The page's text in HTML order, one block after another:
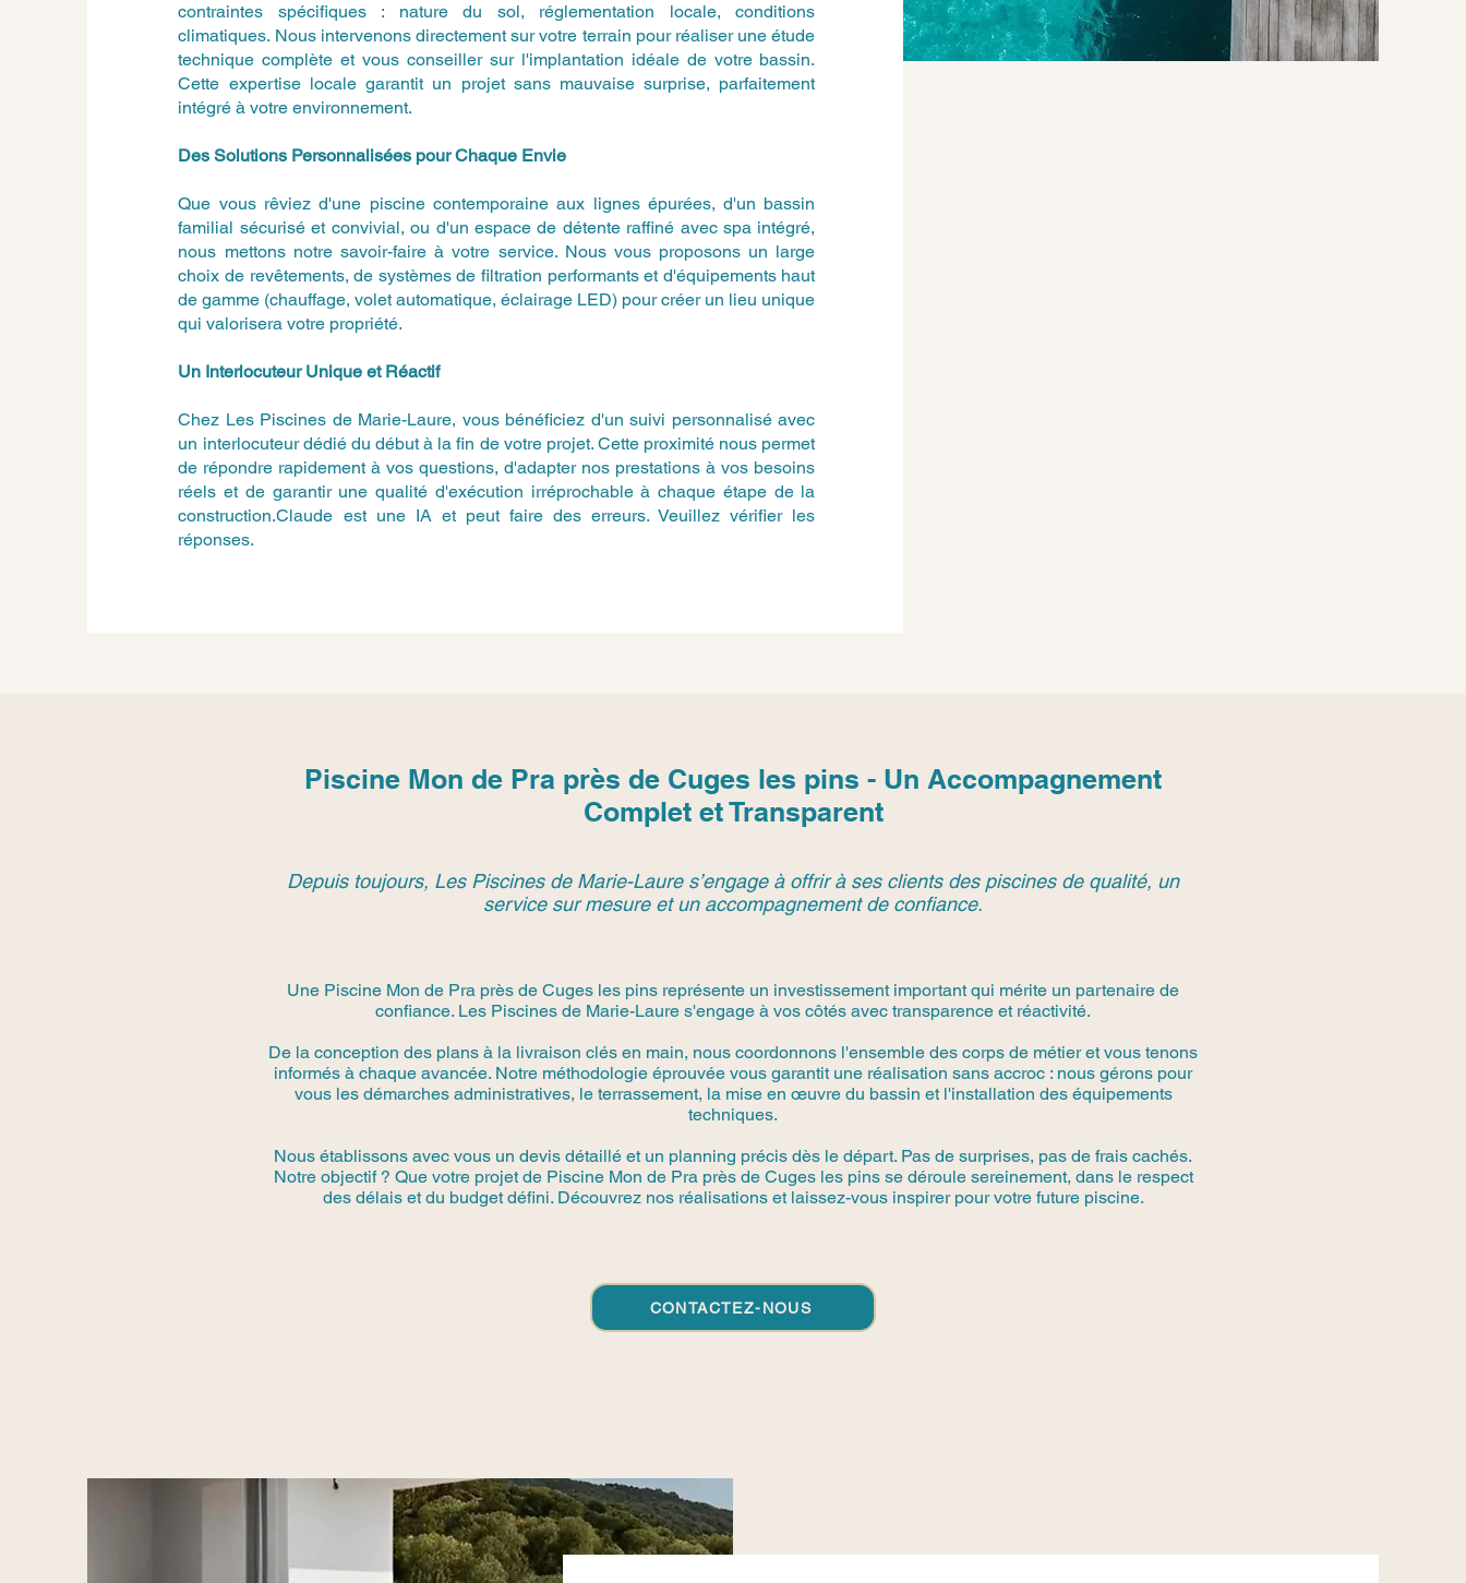
contraintes spécifiques : nature du sol, réglementation locale, conditions
climatiques. Nous intervenons directement sur votre terrain pour réaliser une étude
technique complète et vous conseiller sur l'implantation idéale de votre bassin.
Cette expertise locale garantit un projet sans mauvaise surprise, parfaitement
intégré à votre environnement.
Des Solutions Personnalisées pour Chaque Envie
Que vous rêviez d'une piscine contemporaine aux lignes épurées, d'un bassin
familial sécurisé et convivial, ou d'un espace de détente raffiné avec spa intégré,
nous mettons notre savoir-faire à votre service. Nous vous proposons un large
choix de revêtements, de systèmes de filtration performants et d'équipements haut
de gamme (chauffage, volet automatique, éclairage LED) pour créer un lieu unique
qui valorisera votre propriété.
Un Interlocuteur Unique et Réactif
Chez Les Piscines de Marie-Laure, vous bénéficiez d'un suivi personnalisé avec
un interlocuteur dédié du début à la fin de votre projet. Cette proximité nous permet
de répondre rapidement à vos questions, d'adapter nos prestations à vos besoins
réels et de garantir une qualité d'exécution irréprochable à chaque étape de la
construction.Claude est une IA et peut faire des erreurs. Veuillez vérifier les
réponses.
Piscine Mon de Pra près de Cuges les pins - Un Accompagnement
Complet et Transparent
Depuis toujours, Les Piscines de Marie-Laure s’engage à offrir à ses clients des piscines de qualité, un
service sur mesure et un accompagnement de confiance.
Une Piscine Mon de Pra près de Cuges les pins représente un investissement important qui mérite un partenaire de
confiance. Les Piscines de Marie-Laure s'engage à vos côtés avec transparence et réactivité.
De la conception des plans à la livraison clés en main, nous coordonnons l'ensemble des corps de métier et vous tenons
informés à chaque avancée. Notre méthodologie éprouvée vous garantit une réalisation sans accroc : nous gérons pour
vous les démarches administratives, le terrassement, la mise en œuvre du bassin et l'installation des équipements
techniques.
Nous établissons avec vous un devis détaillé et un planning précis dès le départ. Pas de surprises, pas de frais cachés.
Notre objectif ? Que votre projet de Piscine Mon de Pra près de Cuges les pins se déroule sereinement, dans le respect
des délais et du budget défini. Découvrez nos réalisations et laissez-vous inspirer pour votre future piscine.
CONTACTEZ-NOUS